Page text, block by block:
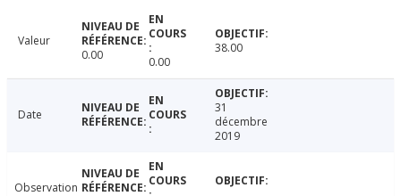
Valeur
0.00
0.00
38.00
Date
31
décembre
2019
Observation